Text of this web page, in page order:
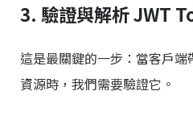
3. 驗證與解析 JWT
這是最關鍵的一步：當客戶
資源時，我們需要驗證它。